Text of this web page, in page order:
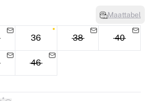
Maattabel
36 38 40
46
*